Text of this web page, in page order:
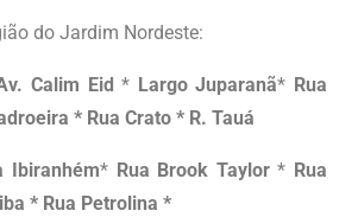
do Jardim Nordeste:
Calim Eid * Largo Juparanã* Rua
* Rua Crato * R. Tauá
Ibiranhém* Rua Brook Taylor* Rua
* Rua Petrolina *